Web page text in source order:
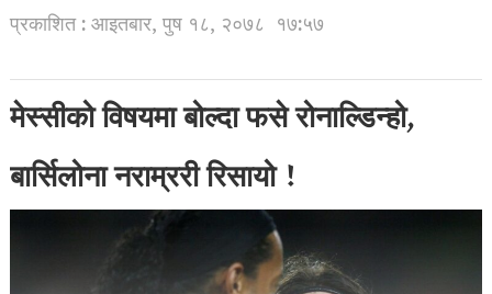
प्रकाशित : आइतबार, पुष १८, २०७८ १७:५७
मेस्सीको विषयमा बोल्दा फसे रोनाल्डिन्हो,
बार्सिलोना नराम्ररी रिसायो !